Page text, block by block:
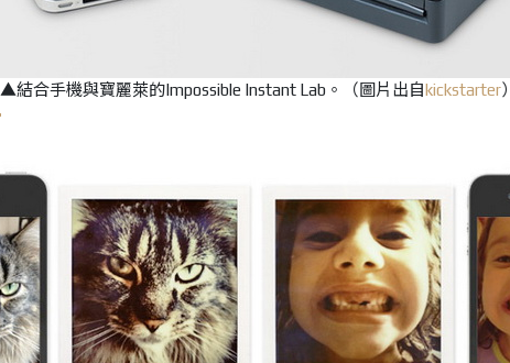
▲結合手機與寶麗萊的Impossible Instant Lab。 （圖片出自kickstarter）